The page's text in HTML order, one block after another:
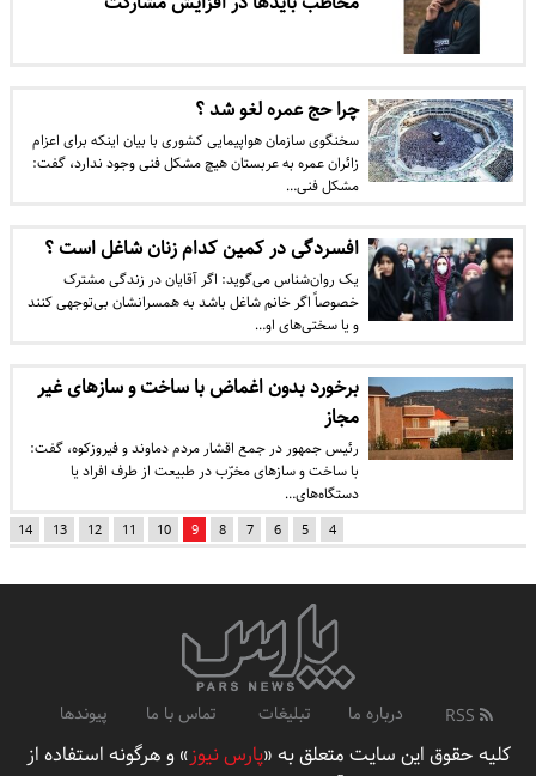
چرا حج عمره لغو شد ؟
سخنگوی سازمان هواپیمایی کشوری با بیان اینکه برای اعزام
زائران عمره به عربستان هیچ مشکل فنی وجود ندارد، گفت:
مشکل فنی…
افسردگی در کمین کدام زنان شاغل است ؟
یک روان‌شناس می‌گوید: اگر آقایان در زندگی مشترک
خصوصاً اگر خانم شاغل باشد به همسرانشان بی‌توجهی کنند
و یا سختی‌های او…
برخورد بدون اغماض با ساخت و سازهای غیر
مجاز
رئیس جمهور در جمع اقشار مردم دماوند و فیروزکوه، گفت:
با ساخت و ساز‌های مخرّب در طبیعت از طرف افراد یا
دستگاه‌های…
4
5
6
7
8
9
10
11
12
13
14
درباره ما تبلیغات تماس با ما پیوندها
کلیه حقوق این سایت متعلق به «پارس نیوز» و هرگونه استفاده از